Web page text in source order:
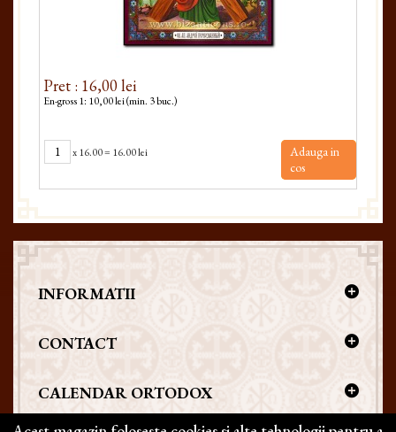
Pret : 16,00 lei
En-gross 1: 10,00 lei (min. 3 buc.)
x16.00= 16.00 lei
Adauga in
cos
INFORMATII
CONTACT
CALENDAR ORTODOX